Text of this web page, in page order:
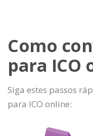
Como
para ICO
Siga estes passos
para ICO online: